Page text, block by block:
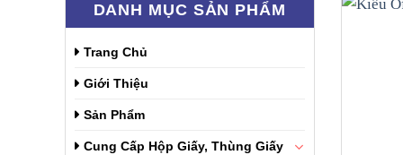
DANH MỤC SẢN PHẨM
Trang Chủ
Giới Thiệu
Sản Phẩm
Cung Cấp Hộp Giấy, Thùng Giấy